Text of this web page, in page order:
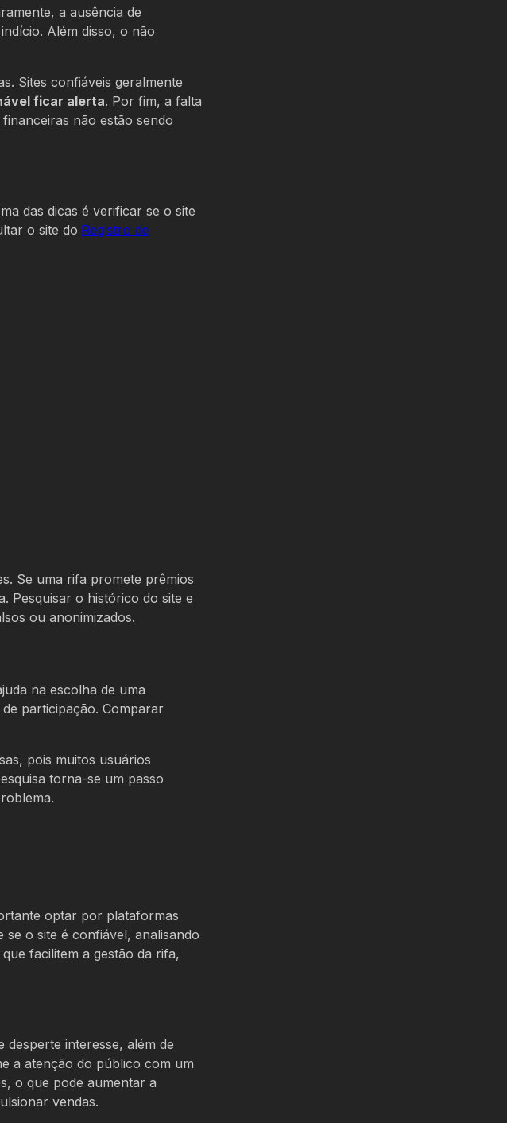
a ausência de
Além disso, o não
Sites confiáveis geralmente
ficar alerta. Por fim, a falta
não estão sendo
das dicas é verificar se o site
o site do Registro de
Se uma rifa promete prêmios
Pesquisar o histórico do site e
ou anonimizados.
na escolha de uma
participação. Comparar
pois muitos usuários
torna-se um passo
optar por plataformas
o site é confiável, analisando
facilitem a gestão da rifa,
interesse, além de
a atenção do público com um
o que pode aumentar a
vendas.